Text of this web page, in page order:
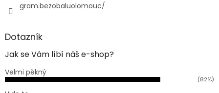
gram.bezobaluolomouc/
Dotazník
Jak se Vám líbí náš e-shop?
Velmi pěkný
(82%)